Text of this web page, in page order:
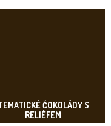
ČOKOLÁDY S
RELIÉFEM